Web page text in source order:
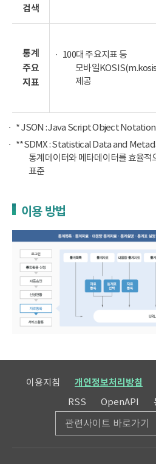
검색
통계
주요
지표
100대 주요지표 등
모바일
제공
* JSON : Java Script Object Notation
**SDMX : Statistical Data and
통계데이터와 메타데이터를 효율적
표준
이용 방법
이용지침 개인정보처리방침
RSS
OpenAPI
관련사이트 바로가기